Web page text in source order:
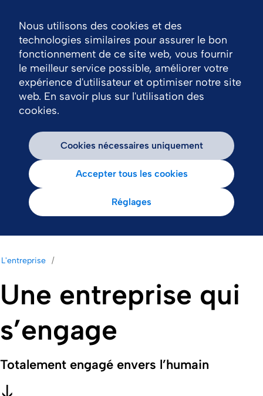
L'entreprise
Une entreprise qui
s’engage
Totalement engagé envers l’humain
Nous utilisons des cookies et des
technologies similaires pour assurer le bon
fonctionnement de ce site web, vous fournir
le meilleur service possible, améliorer votre
expérience d'utilisateur et optimiser notre site
web. En savoir plus sur l'utilisation des
cookies.
Cookies nécessaires uniquement
Accepter tous les cookies
Réglages